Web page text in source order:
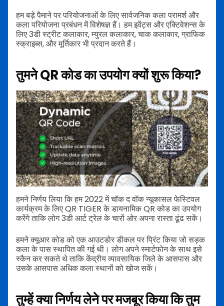
हम बड़े पैमाने पर परियोजनाओं के लिए सार्वजनिक कला परामर्श और
कला परियोजना प्रबंधन में विशेषज्ञ हैं। हम इवेंट्स और एक्टिवेशन्स के
लिए 3डी स्ट्रीट कलाकार, म्युरल कलाकार, चाक कलाकार, ग्राफिक
स्क्राइब्स, और मूर्तिकार भी प्रदान करते हैं।
तुमने QR कोड का उपयोग क्यों शुरू किया?
हमने निर्णय लिया कि हम 2022 में चॉक द वॉक न्यूकासल फेस्टिवल
कार्यक्रम के लिए QR TIGER के डायनामिक QR कोड का उपयोग
करेंगे ताकि लोग 3डी आर्ट ट्रेल के चारों ओर अपना रास्ता ढूंढ सकें।
हमने क्यूआर कोड को एक आउटडोर डीकल पर प्रिंट किया जो सड़क
कला के पास स्थापित की गई थी। लोग अपने स्मार्टफोन के साथ इसे
स्कैन कर सकते थे ताकि केंद्रीय व्यावसायिक जिले के आसपास और
उसके आसपास अधिक कला स्थानों को खोज सकें।
तुम्हें क्या निर्णय लेने पर मजबूर किया कि तुम